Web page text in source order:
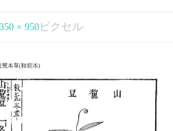
× 950 ピクセル